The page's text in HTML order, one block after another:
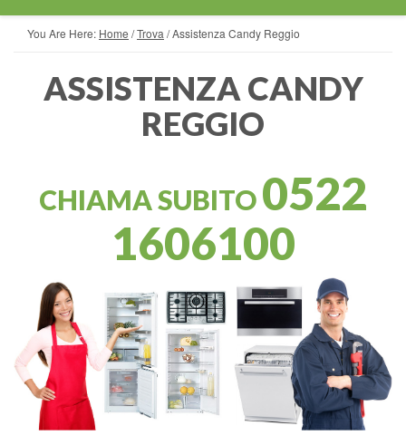
You Are Here: Home /Trova /Assistenza Candy Reggio
ASSISTENZA CANDY
REGGIO
CHIAMA SUBITO0522
1606100